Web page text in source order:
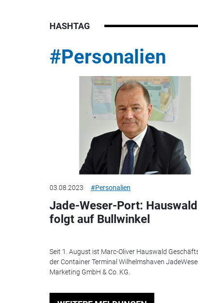
HASHTAG
#Personalien
03.08.2023 #Personalien
Jade-Weser-Port: Hauswald
folgt auf Bullwinkel
Seit 1. August ist Marc-Oliver Hauswald
der Container Terminal Wilhelmshaven
Marketing GmbH & Co. KG.